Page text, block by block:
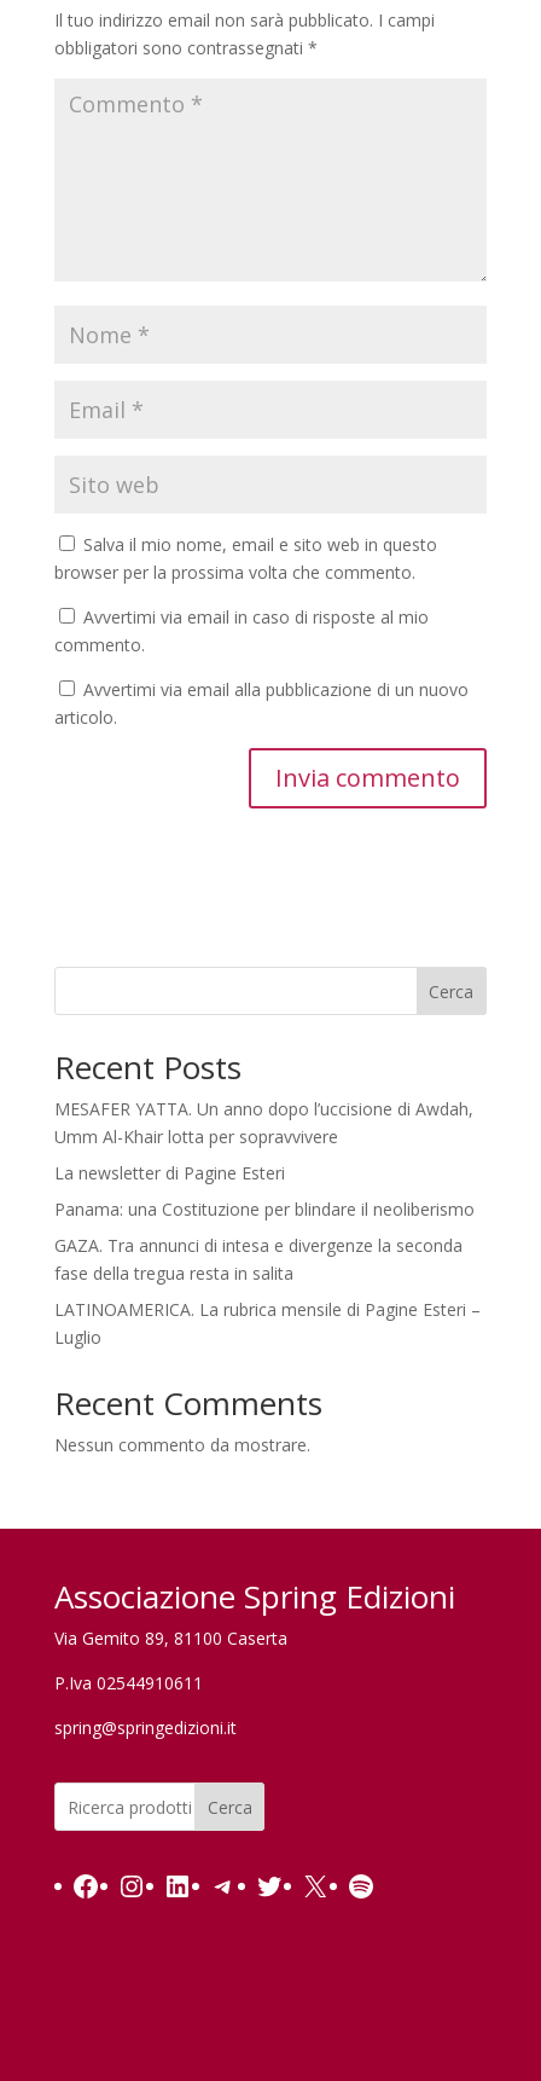
Il tuo indirizzo email non sarà pubblicato. I campi
obbligatori sono contrassegnati *
Salva il mio nome, email e sito web in questo
browser per la prossima volta che commento.
Avvertimi via email in caso di risposte al mio
commento.
Avvertimi via email alla pubblicazione di un nuovo
articolo.
Cerca
Recent Posts
MESAFER YATTA. Un anno dopo l’uccisione di Awdah,
Umm Al-Khair lotta per sopravvivere
La newsletter di Pagine Esteri
Panama: una Costituzione per blindare il neoliberismo
GAZA. Tra annunci di intesa e divergenze la seconda
fase della tregua resta in salita
LATINOAMERICA. La rubrica mensile di Pagine Esteri –
Luglio
Recent Comments
Nessun commento da mostrare.
Associazione Spring Edizioni
Via Gemito 89, 81100 Caserta
P.Iva 02544910611
spring@springedizioni.it
Cerca
Facebook
Instagram
LinkedIn
Telegram
Twitter
X Spotify